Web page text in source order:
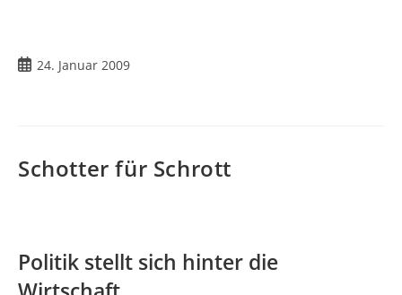
Beitrag24. Januar 2009
Schotter für Schrott
Politik stellt sich hinter die